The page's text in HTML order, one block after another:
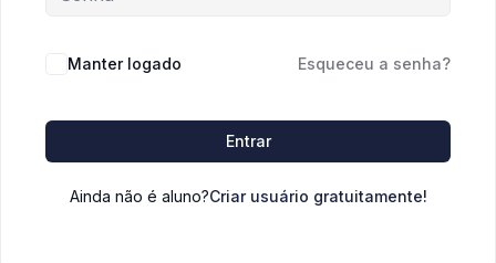
Manter logado Esqueceu a senha?
Entrar
Ainda não é aluno?Criar usuário gratuitamente!